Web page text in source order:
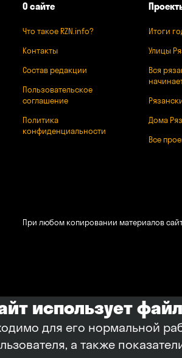
О сайте
Что такое RZN.info?
Контакты
Состав редакции
Пользовательское
соглашение
Политика
конфиденциальности
Итоги
Улицы
Вся
Дома
Все
При любом копировании материалов
использует
для его нормальной
а также